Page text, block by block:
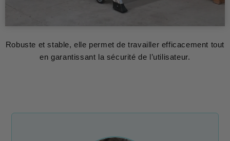
Robuste et stable, elle permet de travailler efficacement tout
en garantissant la sécurité de l’utilisateur.